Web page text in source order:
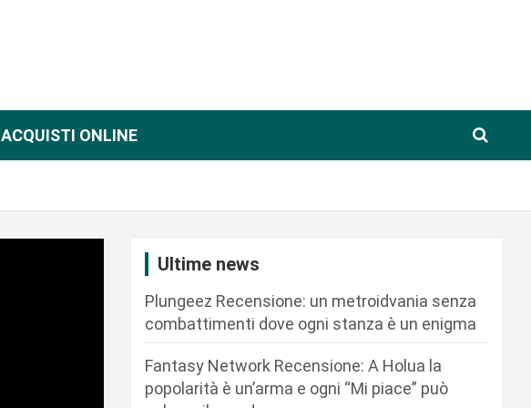
ACQUISTI ONLINE
Ultime news
Plungeez Recensione: un metroidvania senza
combattimenti dove ogni stanza è un enigma
Fantasy Network Recensione: A Holua la
popolarità è un’arma e ogni “Mi piace” può